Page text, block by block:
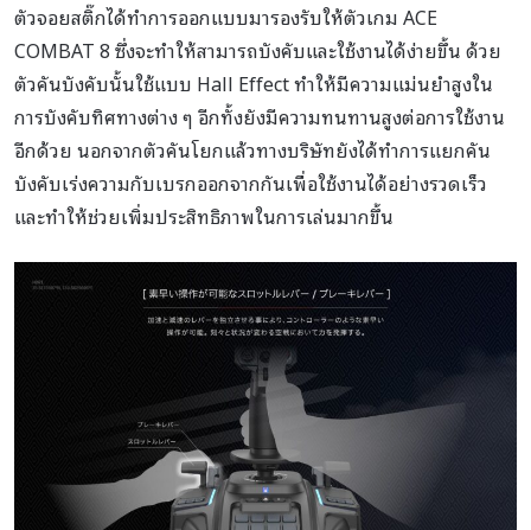
ตัวจอยสติ๊กได้ทำการออกแบบมารองรับให้ตัวเกม ACE
COMBAT 8 ซึ่งจะทำให้สามารถบังคับและใช้งานได้ง่ายขึ้น ด้วย
ตัวคันบังคับนั้นใช้แบบ Hall Effect ทำให้มีความแม่นยำสูงใน
การบังคับทิศทางต่าง ๆ อีกทั้งยังมีความทนทานสูงต่อการใช้งาน
อีกด้วย นอกจากตัวคันโยกแล้วทางบริษัทยังได้ทำการแยกคัน
บังคับเร่งความกับเบรกออกจากกันเพื่อใช้งานได้อย่างรวดเร็ว
และทำให้ช่วยเพิ่มประสิทธิภาพในการเล่นมากขึ้น